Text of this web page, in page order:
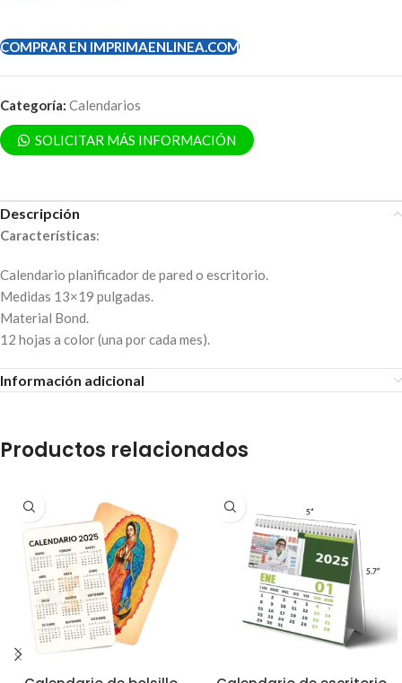
COMPRAR EN IMPRIMAENLINEA.COM
Categoría: Calendarios
SOLICITAR MÁS INFORMACIÓN
Descripción
Características:
Calendario planificador de pared o escritorio.
Medidas 13×19 pulgadas.
Material Bond.
12 hojas a color (una por cada mes).
Información adicional
Productos relacionados